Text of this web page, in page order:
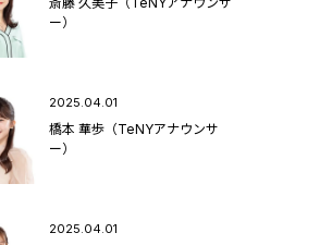
ー）
2025.04.01
橋本 華歩（TeNYアナウンサ
ー）
2025.04.01